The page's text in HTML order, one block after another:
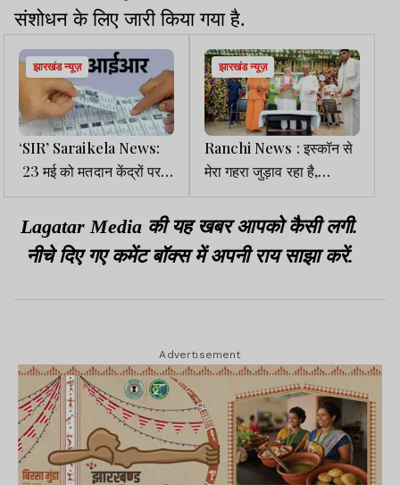
संशोधन के लिए जारी किया गया है.
झारखंड न्यूज़
‘SIR’ Saraikela News:
23 मई को मतदान केंद्रों पर
प्रकाशित होगी अनमैप्ड
मतदाता सूची
झारखंड न्यूज़
Ranchi News : इस्कॉन से
मेरा गहरा जुड़ाव रहा है,
जनजातीय समाज को भी जोड़े
संस्था- राज्यपाल
Lagatar Media की यह खबर आपको कैसी लगी.
नीचे दिए गए कमेंट बॉक्स में अपनी राय साझा करें.
Advertisement